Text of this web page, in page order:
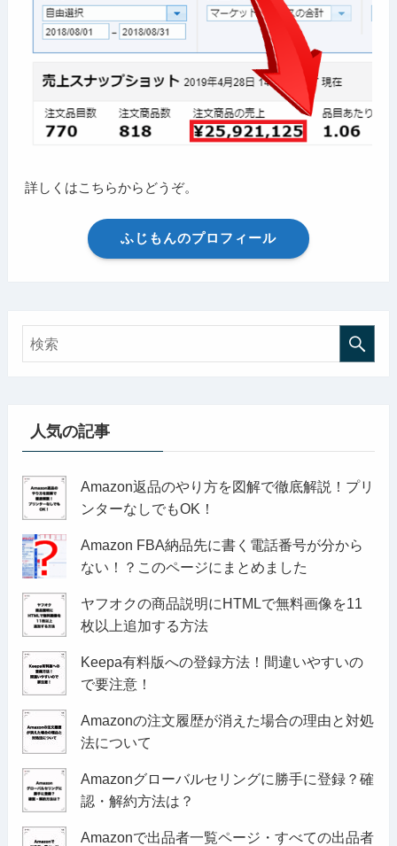
詳しくはこちらからどうぞ。
ふじもんのプロフィール
人気の記事
Amazon返品のやり方を図解で徹底解説！プリ
ンターなしでもOK！
Amazon FBA納品先に書く電話番号が分から
ない！？このページにまとめました
ヤフオクの商品説明にHTMLで無料画像を11
枚以上追加する方法
Keepa有料版への登録方法！間違いやすいの
で要注意！
Amazonの注文履歴が消えた場合の理由と対処
法について
Amazonグローバルセリングに勝手に登録？確
認・解約方法は？
Amazonで出品者一覧ページ・すべての出品者